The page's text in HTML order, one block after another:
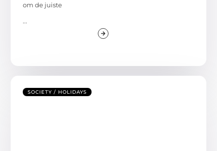
om de juiste
...
SOCIETY / HOLIDAYS